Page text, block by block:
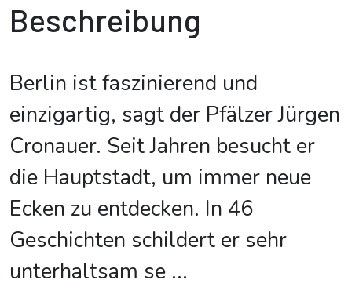
Beschreibung
Berlin ist faszinierend und
einzigartig, sagt der Pfälzer Jürgen
Cronauer. Seit Jahren besucht er
die Hauptstadt, um immer neue
Ecken zu entdecken. In 46
Geschichten schildert er sehr
unterhaltsam se ...